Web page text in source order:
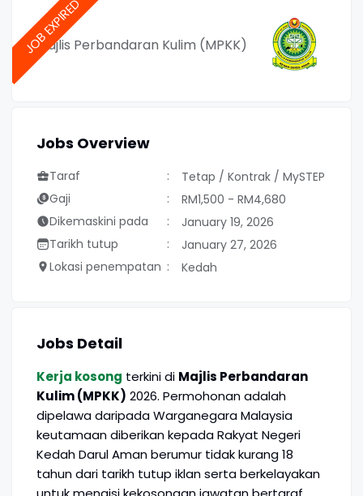
Majlis Perbandaran Kulim (MPKK)
Jobs Overview
Taraf
Tetap / Kontrak / MySTEP
Gaji
RM1,500 - RM4,680
Dikemaskini pada
January 19, 2026
Tarikh tutup
January 27, 2026
Lokasi penempatan
Kedah
Jobs Detail
Kerja kosong terkini di Majlis Perbandaran
Kulim (MPKK) 2026. Permohonan adalah
dipelawa daripada Warganegara Malaysia
keutamaan diberikan kepada Rakyat Negeri
Kedah Darul Aman berumur tidak kurang 18
tahun dari tarikh tutup iklan serta berkelayakan